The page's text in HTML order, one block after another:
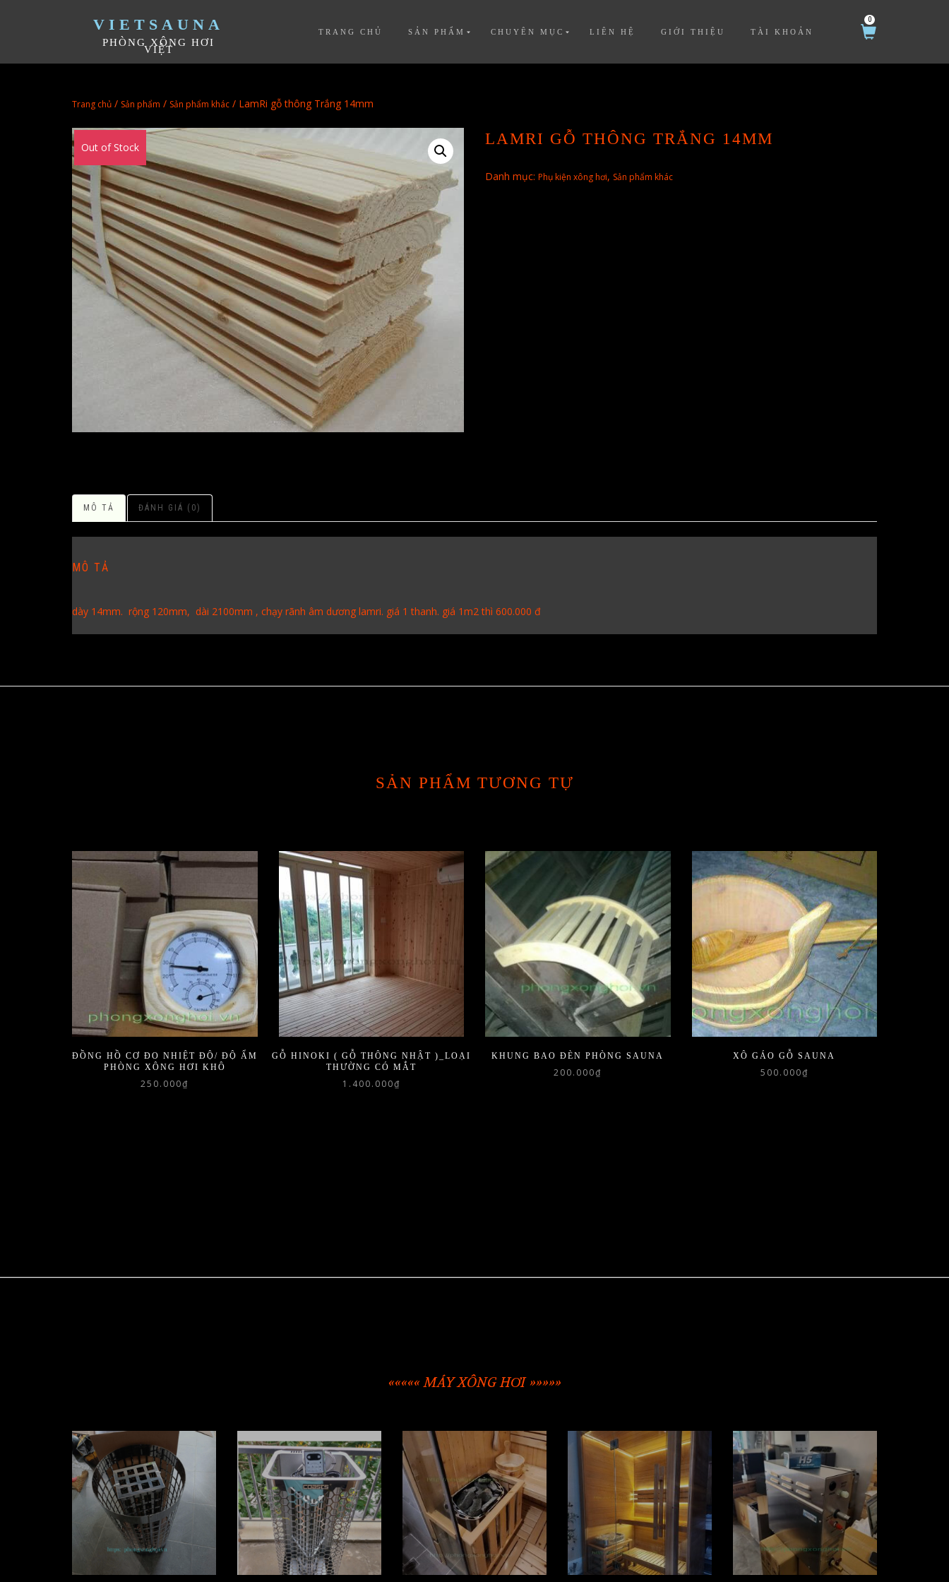
VIETSAUNA
PHÒNG XÔNG HƠI
VIỆT
TRANG CHỦ SẢN PHẨM CHUYÊN MỤC LIÊN HỆ GIỚI THIỆU TÀI KHOẢN
0
Trang chủ / Sản phẩm / Sản phẩm khác / LamRi gỗ thông Trắng 14mm
Out of Stock LAMRI GỖ THÔNG TRẮNG 14MM
Danh mục: Phụ kiện xông hơi, Sản phẩm khác
MÔ TẢ ĐÁNH GIÁ (0)
MÔ TẢ
dày 14mm. rộng 120mm, dài 2100mm , chạy rãnh âm dương lamri. giá 1 thanh. giá 1m2 thì 600.000 đ
SẢN PHẨM TƯƠNG TỰ
ĐỒNG HỒ CƠ ĐO NHIỆT ĐỘ/ ĐỘ ẨM
PHÒNG XÔNG HƠI KHÔ
250.000₫
GỖ HINOKI ( GỖ THÔNG NHẬT )_LOẠI
THƯỜNG CÓ MẮT
1.400.000₫
KHUNG BAO ĐÈN PHÒNG SAUNA
200.000₫
XÔ GÁO GỖ SAUNA
500.000₫
««««« MÁY XÔNG HƠI »»»»»